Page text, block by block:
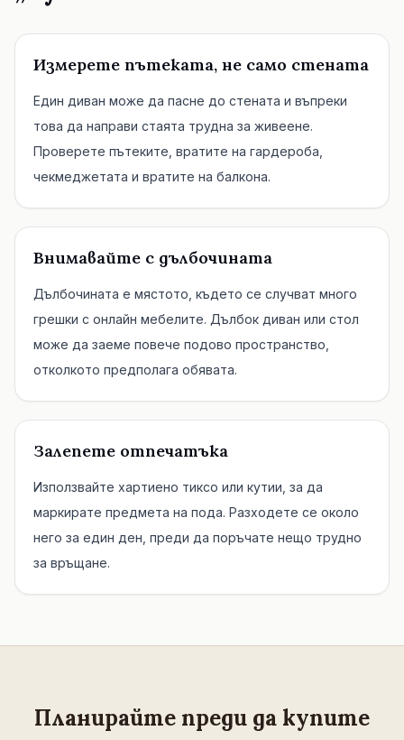
Измерете пътеката, не само стената
Един диван може да пасне до стената и въпреки
това да направи стаята трудна за живеене.
Проверете пътеките, вратите на гардероба,
чекмеджетата и вратите на балкона.
Внимавайте с дълбочината
Дълбочината е мястото, където се случват много
грешки с онлайн мебелите. Дълбок диван или стол
може да заеме повече подово пространство,
отколкото предполага обявата.
Залепете отпечатъка
Използвайте хартиено тиксо или кутии, за да
маркирате предмета на пода. Разходете се около
него за един ден, преди да поръчате нещо трудно
за връщане.
Планирайте преди да купите